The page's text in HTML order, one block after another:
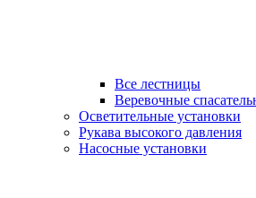
Все лестницы
Веревочные
Осветительные установки
Рукава высокого давления
Насосные установки